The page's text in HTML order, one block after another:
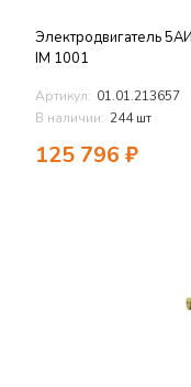
Электродвигатель
IM 1001
Артикул: 01.01.213657
В наличии: 244 шт
125 796 ₽